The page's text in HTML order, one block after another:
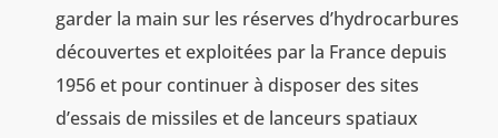
garder la main sur les réserves d’hydrocarbures
découvertes et exploitées par la France depuis
1956 et pour continuer à disposer des sites
d’essais de missiles et de lanceurs spatiaux